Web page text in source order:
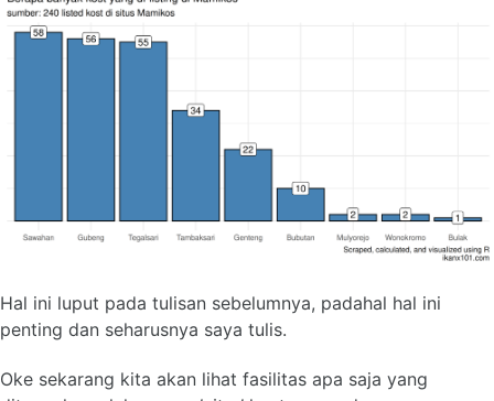
Hal ini luput pada tulisan sebelumnya, padahal hal ini
penting dan seharusnya saya tulis.
Oke sekarang kita akan lihat fasilitas apa saja yang